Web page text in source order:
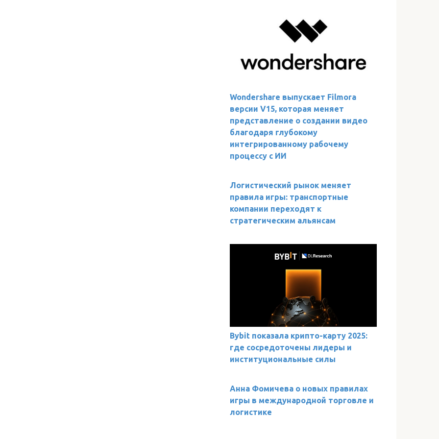
Wondershare выпускает Filmora
версии V15, которая меняет
представление о создании видео
благодаря глубокому
интегрированному рабочему
процессу с ИИ
Логистический рынок меняет
правила игры: транспортные
компании переходят к
стратегическим альянсам
Bybit показала крипто-карту 2025:
где сосредоточены лидеры и
институциональные силы
Анна Фомичева о новых правилах
игры в международной торговле и
логистике